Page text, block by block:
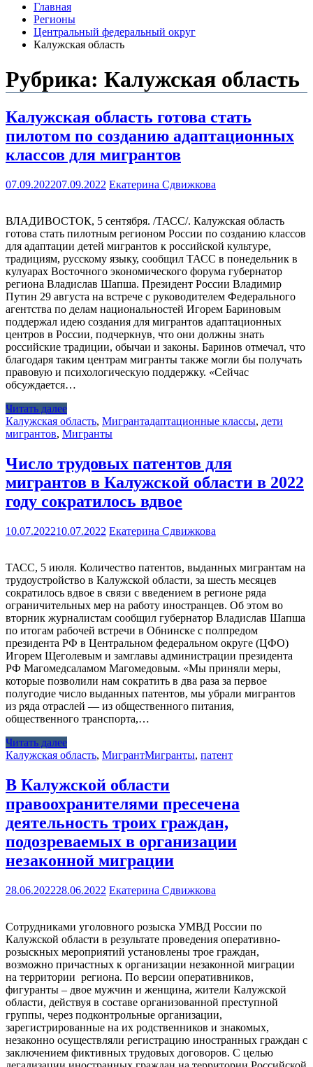
Главная
Регионы
Центральный федеральный округ
Калужская область
Рубрика: Калужская область
Калужская область готова стать
пилотом по созданию адаптационных
классов для мигрантов
07.09.202207.09.2022 Екатерина Сдвижкова
ВЛАДИВОСТОК, 5 сентября. /ТАСС/. Калужская область
готова стать пилотным регионом России по созданию классов
для адаптации детей мигрантов к российской культуре,
традициям, русскому языку, сообщил ТАСС в понедельник в
кулуарах Восточного экономического форума губернатор
региона Владислав Шапша. Президент России Владимир
Путин 29 августа на встрече с руководителем Федерального
агентства по делам национальностей Игорем Бариновым
поддержал идею создания для мигрантов адаптационных
центров в России, подчеркнув, что они должны знать
российские традиции, обычаи и законы. Баринов отмечал, что
благодаря таким центрам мигранты также могли бы получать
правовую и психологическую поддержку. «Сейчас
обсуждается…
Читать далее
Калужская область, Мигрантадаптационные классы, дети
мигрантов, Мигранты
Число трудовых патентов для
мигрантов в Калужской области в 2022
году сократилось вдвое
10.07.202210.07.2022 Екатерина Сдвижкова
ТАСС, 5 июля. Количество патентов, выданных мигрантам на
трудоустройство в Калужской области, за шесть месяцев
сократилось вдвое в связи с введением в регионе ряда
ограничительных мер на работу иностранцев. Об этом во
вторник журналистам сообщил губернатор Владислав Шапша
по итогам рабочей встречи в Обнинске с полпредом
президента РФ в Центральном федеральном округе (ЦФО)
Игорем Щеголевым и замглавы администрации президента
РФ Магомедсаламом Магомедовым. «Мы приняли меры,
которые позволили нам сократить в два раза за первое
полугодие число выданных патентов, мы убрали мигрантов
из ряда отраслей — из общественного питания,
общественного транспорта,…
Читать далее
Калужская область, МигрантМигранты, патент
В Калужской области
правоохранителями пресечена
деятельность троих граждан,
подозреваемых в организации
незаконной миграции
28.06.202228.06.2022 Екатерина Сдвижкова
Сотрудниками уголовного розыска УМВД России по
Калужской области в результате проведения оперативно-
розыскных мероприятий установлены трое граждан,
возможно причастных к организации незаконной миграции
на территории региона. По версии оперативников,
фигуранты – двое мужчин и женщина, жители Калужской
области, действуя в составе организованной преступной
группы, через подконтрольные организации,
зарегистрированные на их родственников и знакомых,
незаконно осуществляли регистрацию иностранных граждан с
заключением фиктивных трудовых договоров. С целью